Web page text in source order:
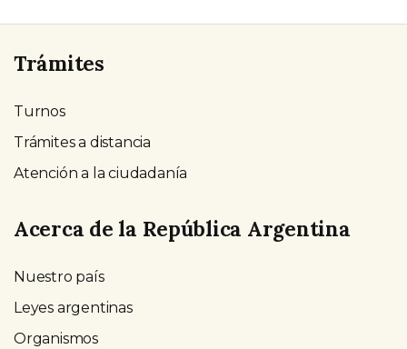
Trámites
Turnos
Trámites a distancia
Atención a la ciudadanía
Acerca de la República Argentina
Nuestro país
Leyes argentinas
Organismos